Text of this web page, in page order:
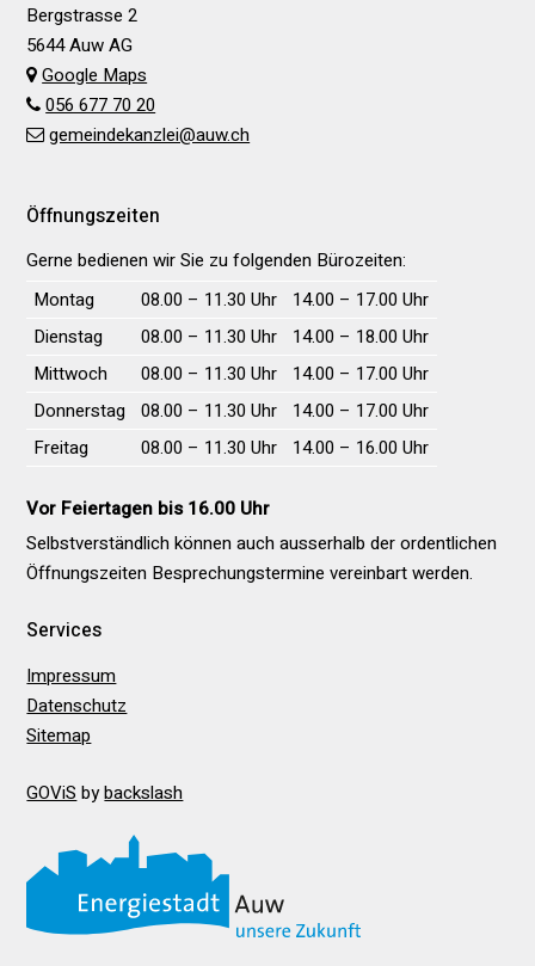
Bergstrasse 2
5644 Auw AG
Google Maps
056 677 70 20
gemeindekanzlei@auw.ch
Öffnungszeiten
Gerne bedienen wir Sie zu folgenden Bürozeiten:
Wochentag
Vormittag Nachmittag
Montag 08.00 – 11.30 Uhr
14.00 – 17.00 Uhr
Dienstag
08.00 – 11.30 Uhr
14.00 – 18.00 Uhr
Mittwoch
08.00 – 11.30 Uhr
14.00 – 17.00 Uhr
Donnerstag
08.00 – 11.30 Uhr
14.00 – 17.00 Uhr
Freitag
08.00 – 11.30 Uhr 14.00 – 16.00 Uhr
Vor Feiertagen bis 16.00 Uhr
Selbstverständlich können auch ausserhalb der ordentlichen
Öffnungs­zeiten Besprechungs­termine vereinbart werden.
Services
Impressum
Datenschutz
Sitemap
GOViS bybackslash